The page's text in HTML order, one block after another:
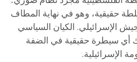
حقيقية، وهو في نهاية المطاف
الإسرائيلي. الكيان السياسي
أي سيطرة حقيقية في الضفة
الإسرائيلية.